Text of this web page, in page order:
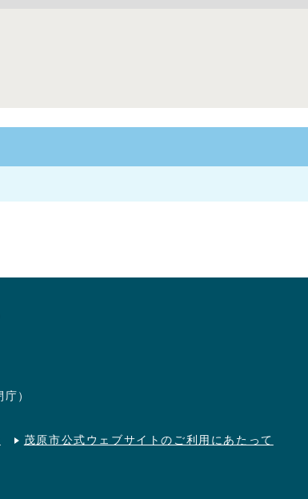
）
茂原市公式ウェブサイトのご利用にあたって